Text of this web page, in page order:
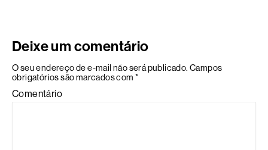
Deixe um comentário
O seu endereço de e-mail não será publicado. Campos
obrigatórios são marcados com *
Comentário